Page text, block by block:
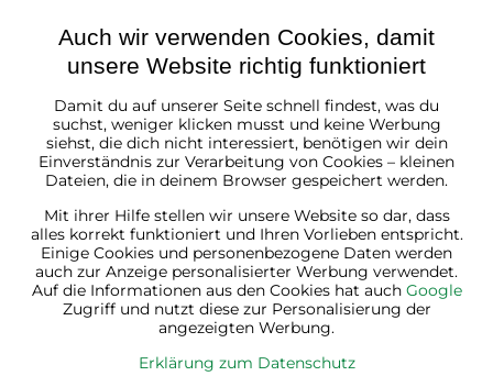
Österreich
Auch wir verwenden Cookies, damit
unsere Website richtig funktioniert
Damit du auf unserer Seite schnell findest, was du
suchst, weniger klicken musst und keine Werbung
siehst, die dich nicht interessiert, benötigen wir dein
Einverständnis zur Verarbeitung von Cookies – kleinen
Dateien, die in deinem Browser gespeichert werden.
Mit ihrer Hilfe stellen wir unsere Website so dar, dass
alles korrekt funktioniert und Ihren Vorlieben entspricht.
Einige Cookies und personenbezogene Daten werden
auch zur Anzeige personalisierter Werbung verwendet.
Auf die Informationen aus den Cookies hat auch Google
Zugriff und nutzt diese zur Personalisierung der
angezeigten Werbung.
Erklärung zum Datenschutz